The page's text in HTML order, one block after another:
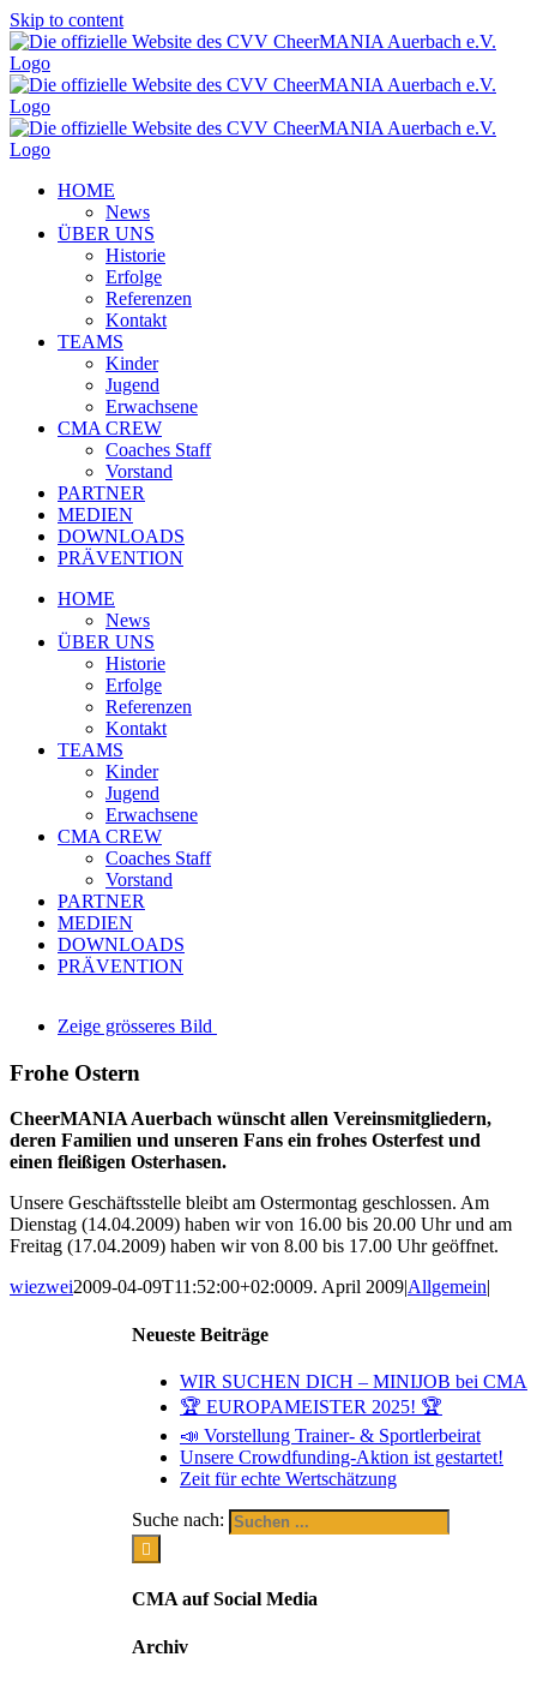
Skip to content
HOME
News
ÜBER UNS
Historie
Erfolge
Referenzen
Kontakt
TEAMS
Kinder
Jugend
Erwachsene
CMA CREW
Coaches Staff
Vorstand
PARTNER
MEDIEN
DOWNLOADS
PRÄVENTION
HOME
News
ÜBER UNS
Historie
Erfolge
Referenzen
Kontakt
TEAMS
Kinder
Jugend
Erwachsene
CMA CREW
Coaches Staff
Vorstand
PARTNER
MEDIEN
DOWNLOADS
PRÄVENTION
Zeige grösseres Bild
Frohe Ostern
CheerMANIA Auerbach wünscht allen Vereinsmitgliedern,
deren Familien und unseren Fans ein frohes Osterfest und
einen fleißigen Osterhasen.
Unsere Geschäftsstelle bleibt am Ostermontag geschlossen. Am
Dienstag (14.04.2009) haben wir von 16.00 bis 20.00 Uhr und am
Freitag (17.04.2009) haben wir von 8.00 bis 17.00 Uhr geöffnet.
wiezwei2009-04-09T11:52:00+02:0009. April 2009|Allgemein|
Neueste Beiträge
WIR SUCHEN DICH – MINIJOB bei CMA
🏆 EUROPAMEISTER 2025! 🏆
📣 Vorstellung Trainer- & Sportlerbeirat
Unsere Crowdfunding-Aktion ist gestartet!
Zeit für echte Wertschätzung
Suche nach:
CMA auf Social Media
Archiv